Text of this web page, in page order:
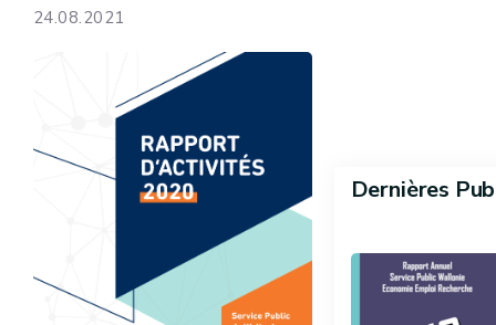
24.08.2021
Dernières